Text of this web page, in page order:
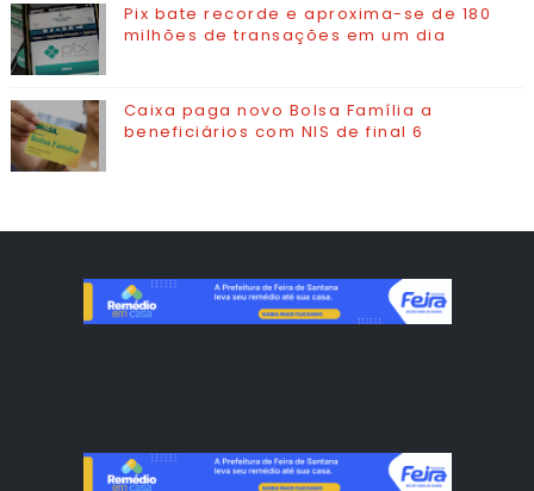
Pix bate recorde e aproxima-se de 180
milhões de transações em um dia
Caixa paga novo Bolsa Família a
beneficiários com NIS de final 6